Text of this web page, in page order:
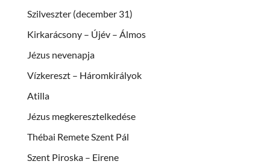
Szilveszter (december 31)
Kirkarácsony – Újév – Álmos
Jézus nevenapja
Vízkereszt – Háromkirályok
Atilla
Jézus megkeresztelkedése
Thébai Remete Szent Pál
Szent Piroska – Eirene